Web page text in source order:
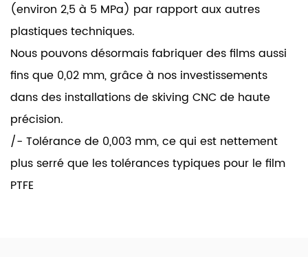
(environ 2,5 à 5 MPa) par rapport aux autres
plastiques techniques.
Nous pouvons désormais fabriquer des films aussi
fins que 0,02 mm, grâce à nos investissements
dans des installations de skiving CNC de haute
précision.
/- Tolérance de 0,003 mm, ce qui est nettement
plus serré que les tolérances typiques pour le film
PTFE